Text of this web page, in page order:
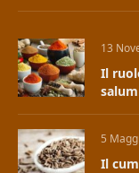
13
Il
5
Il